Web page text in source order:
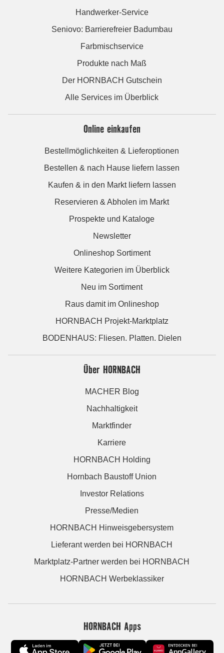
Handwerker-Service
Seniovo: Barrierefreier Badumbau
Farbmischservice
Produkte nach Maß
Der HORNBACH Gutschein
Alle Services im Überblick
Online einkaufen
Bestellmöglichkeiten & Lieferoptionen
Bestellen & nach Hause liefern lassen
Kaufen & in den Markt liefern lassen
Reservieren & Abholen im Markt
Prospekte und Kataloge
Newsletter
Onlineshop Sortiment
Weitere Kategorien im Überblick
Neu im Sortiment
Raus damit im Onlineshop
HORNBACH Projekt-Marktplatz
BODENHAUS: Fliesen. Platten. Dielen
Über HORNBACH
MACHER Blog
Nachhaltigkeit
Marktfinder
Karriere
HORNBACH Holding
Hornbach Baustoff Union
Investor Relations
Presse/Medien
HORNBACH Hinweisgebersystem
Lieferant werden bei HORNBACH
Marktplatz-Partner werden bei HORNBACH
HORNBACH Werbeklassiker
HORNBACH Apps